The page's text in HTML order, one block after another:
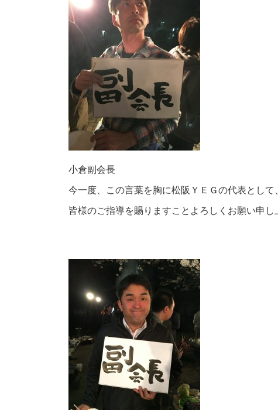
小倉副会長
今一度、この言葉を胸に松阪ＹＥＧの代表として
皆様のご指導を賜りますことよろしくお願い申し